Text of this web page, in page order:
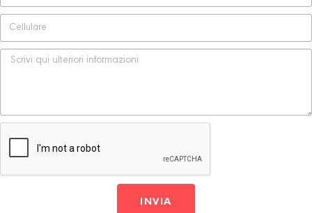
INVIA